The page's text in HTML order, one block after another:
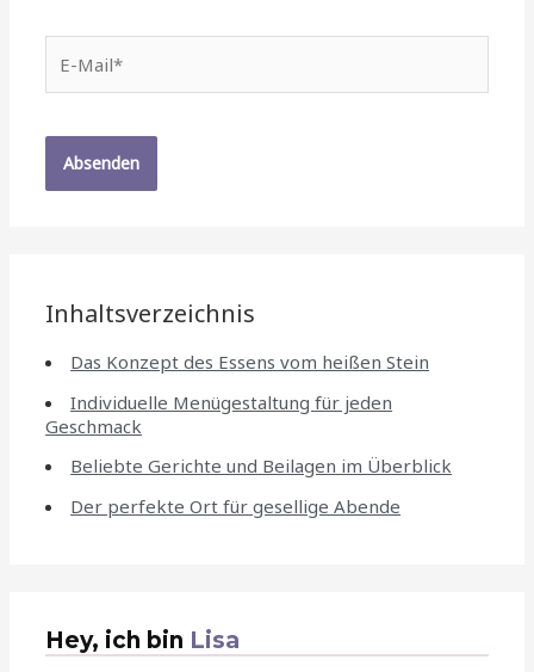
Mail*
Inhaltsverzeichnis
Das Konzept des Essens vom heißen Stein
Individuelle Menügestaltung für jeden
Geschmack
Beliebte Gerichte und Beilagen im Überblick
Der perfekte Ort für gesellige Abende
Hey, ich bin Lisa